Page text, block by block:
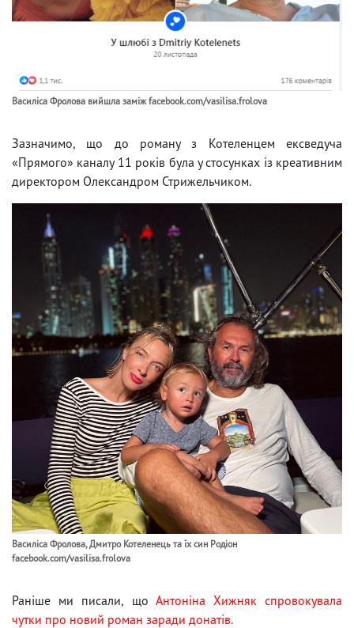
Василіса Фролова вийшла заміж facebook.com/vasilisa.frolova
Зазначимо, що до роману з Котеленцем ексведуча
«Прямого» каналу 11 років була у стосунках із креативним
директором Олександром Стрижельчиком.
Василіса Фролова, Дмитро Котеленець та їх син Родіон
facebook.com/vasilisa.frolova
Раніше ми писали, що Антоніна Хижняк спровокувала
чутки про новий роман заради донатів.